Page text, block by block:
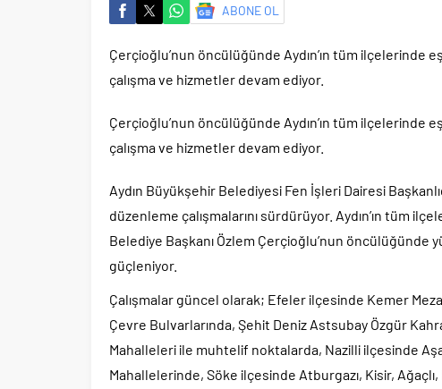
ABONE OL
Çerçioğlu’nun öncülüğünde Aydın’ın tüm ilçelerinde
çalışma ve hizmetler devam ediyor.
Çerçioğlu’nun öncülüğünde Aydın’ın tüm ilçelerinde
çalışma ve hizmetler devam ediyor.
Aydın Büyükşehir Belediyesi Fen İşleri Dairesi
düzenleme çalışmalarını sürdürüyor. Aydın’ın tüm
Belediye Başkanı Özlem Çerçioğlu’nun öncülüğünde
güçleniyor.
Çalışmalar güncel olarak; Efeler ilçesinde Kemer
Çevre Bulvarlarında, Şehit Deniz Astsubay Özgür
Mahalleleri ile muhtelif noktalarda, Nazilli ilçesinde
Mahallelerinde, Söke ilçesinde Atburgazı, Kisir,